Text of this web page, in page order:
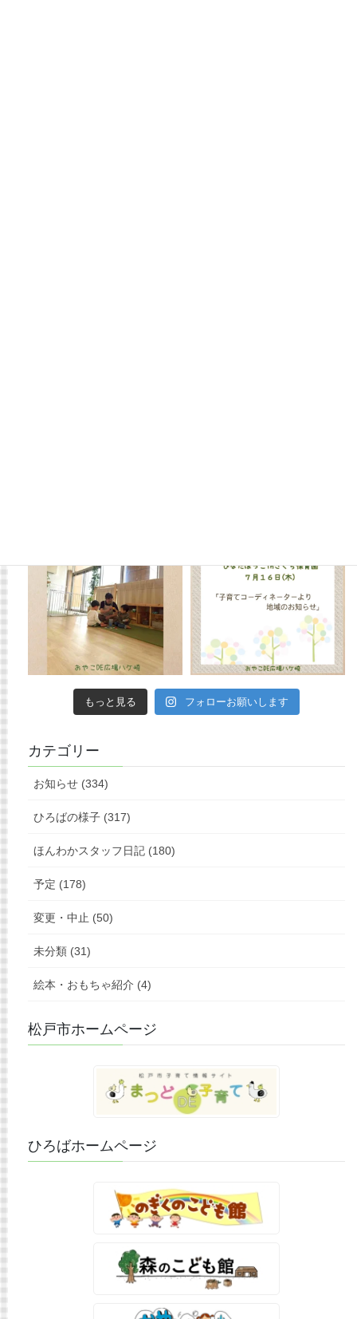
もっと見る フォローお願いします
カテゴリー
お知らせ (334)
ひろばの様子 (317)
ほんわかスタッフ日記 (180)
予定 (178)
変更・中止 (50)
未分類 (31)
絵本・おもちゃ紹介 (4)
松戸市ホームページ
ひろばホームページ